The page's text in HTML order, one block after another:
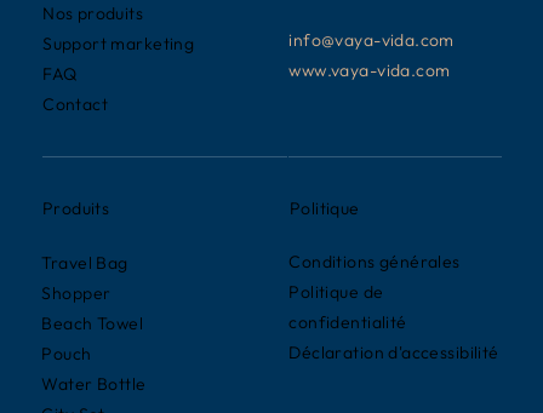
info@vaya-vida.com
www.vaya-vida.com
Nos produits
Support marketing
FAQ
Contact
Produits
Travel Bag
Shopper
Beach Towel
Pouch
Water Bottle
Politique
Conditions générales
Politique de
confidentialité
Déclaration d'accessibilité